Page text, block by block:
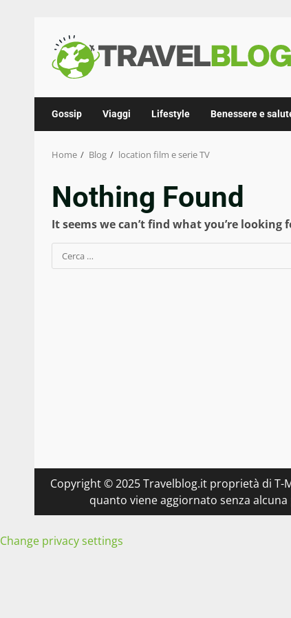
content
Gossip Viaggi Lifestyle Benessere e
Home Blog location film e serie TV
Nothing Found
It seems we can’t find what you’re looking
Ricerca
per:
Copyright © 2025 Travelblog.it proprietà di T-
quanto viene aggiornato senza
Change privacy settings